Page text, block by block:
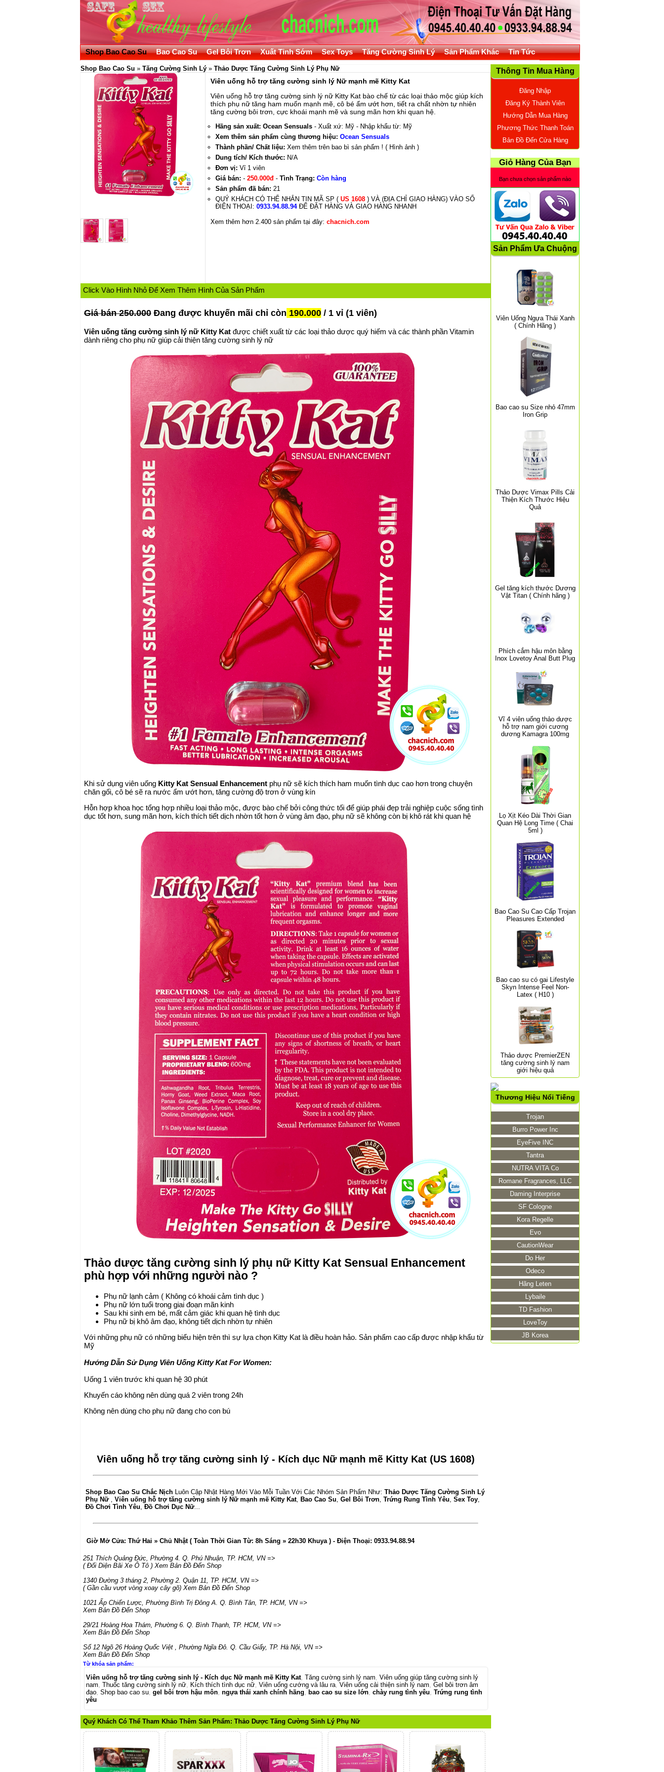
Shop Bao Cao Su Bao Cao Su Gel Bôi Trơn Xuất Tinh Sớm Sex Toys Tăng Cường Sinh Lý Sản Phẩm Khác Tin Tức
Shop Bao Cao Su » Tăng Cường Sinh Lý » Thảo Dược Tăng Cường Sinh Lý Phụ Nữ
Viên uống hỗ trợ tăng cường sinh lý Nữ mạnh mẽ Kitty Kat
Viên uống hỗ trợ tăng cường sinh lý nữ Kitty Kat bào chế từ các loại thảo mộc giúp kích
thích phụ nữ tăng ham muốn mạnh mẽ, cô bé ẩm ướt hơn, tiết ra chất nhờn tự nhiên
tăng cường bôi trơn, cực khoái mạnh mẽ và sung mãn hơn khi quan hệ.
Hãng sản xuất: Ocean Sensuals - Xuất xứ: Mỹ - Nhập khẩu từ: Mỹ
Xem thêm sản phẩm cùng thương hiệu: Ocean Sensuals
Thành phần/ Chất liệu: Xem thêm trên bao bì sản phẩm ! ( Hình ảnh )
Dung tích/ Kích thước: N/A
Đơn vị: Vỉ 1 viên
Giá bán: - 250.000đ - Tình Trạng: Còn hàng
Sản phẩm đã bán: 21
QUÝ KHÁCH CÓ THỂ NHẮN TIN MÃ SP ( US 1608 ) VÀ (ĐỊA CHỈ GIAO HÀNG) VÀO SỐ
ĐIỆN THOẠI: 0933.94.88.94ĐỂ ĐẶT HÀNG VÀ GIAO HÀNG NHANH
Xem thêm hơn 2.400 sản phẩm tại đây: chacnich.com
Click Vào Hình Nhỏ Để Xem Thêm Hình Của Sản Phẩm
Giá bán 250.000 Đang được khuyến mãi chỉ còn 190.000 / 1 vỉ (1 viên)
Viên uống tăng cường sinh lý nữ Kitty Kat được chiết xuất từ các loại thảo dược quý hiếm và các thành phần Vitamin
dành riêng cho phụ nữ giúp cải thiện tăng cường sinh lý nữ
Khi sử dụng viên uống Kitty Kat Sensual Enhancement phụ nữ sẽ kích thích ham muốn tình dục cao hơn trong chuyện
chăn gối, cô bé sẽ ra nước ẩm ướt hơn, tăng cường độ trơn ở vùng kín
Hỗn hợp khoa học tổng hợp nhiều loại thảo mộc, được bào chế bởi công thức tối để giúp phái đẹp trải nghiệp cuộc sống tình
dục tốt hơn, sung mãn hơn, kích thích tiết dịch nhờn tốt hơn ở vùng âm đạo, phụ nữ sẽ không còn bị khô rát khi quan hệ
Thảo dược tăng cường sinh lý phụ nữ Kitty Kat Sensual Enhancement
phù hợp với những người nào ?
Phụ nữ lạnh cảm ( Không có khoái cảm tình dục )
Phụ nữ lớn tuổi trong giai đoạn mãn kinh
Sau khi sinh em bé, mất cảm giác khi quan hệ tình dục
Phụ nữ bị khô âm đạo, không tiết dịch nhờn tự nhiên
Với những phụ nữ có những biểu hiện trên thì sự lựa chọn Kitty Kat là điều hoàn hảo. Sản phẩm cao cấp được nhập khẩu từ
Mỹ
Hướng Dẫn Sử Dụng Viên Uống Kitty Kat For Women:
Uống 1 viên trước khi quan hệ 30 phút
Khuyến cáo không nên dùng quá 2 viên trong 24h
Không nên dùng cho phụ nữ đang cho con bú
Viên uống hỗ trợ tăng cường sinh lý - Kích dục Nữ mạnh mẽ Kitty Kat (US 1608)
Shop Bao Cao Su Chắc Nịch Luôn Cập Nhật Hàng Mới Vào Mỗi Tuần Với Các Nhóm Sản Phẩm Như: Thảo Dược Tăng Cường Sinh Lý
Phụ Nữ , Viên uống hỗ trợ tăng cường sinh lý Nữ mạnh mẽ Kitty Kat, Bao Cao Su, Gel Bôi Trơn, Trứng Rung Tình Yêu, Sex Toy,
Đồ Chơi Tình Yêu, Đồ Chơi Dục Nữ...
Giờ Mở Cửa: Thứ Hai » Chủ Nhật ( Toàn Thời Gian Từ: 8h Sáng » 22h30 Khuya ) - Điện Thoại: 0933.94.88.94
251 Thích Quảng Đức, Phường 4. Q. Phú Nhuận, TP. HCM, VN=>
( Đối Diện Bãi Xe Ô Tô ) Xem Bản Đồ Đến Shop
1340 Đường 3 tháng 2, Phường 2. Quận 11, TP. HCM, VN=>
( Gần cầu vượt vòng xoay cây gõ) Xem Bản Đồ Đến Shop
1021 Ấp Chiến Lược, Phường Bình Trị Đông A. Q. Bình Tân, TP. HCM, VN=>
Xem Bản Đồ Đến Shop
29/21 Hoàng Hoa Thám, Phường 6. Q. Bình Thạnh, TP. HCM, VN=>
Xem Bản Đồ Đến Shop
Số 12 Ngõ 26 Hoàng Quốc Việt , Phường Ngĩa Đô. Q. Cầu Giấy, TP. Hà Nội, VN=>
Xem Bản Đồ Đến Shop
Từ khóa sản phẩm:
Viên uống hỗ trợ tăng cường sinh lý - Kích dục Nữ mạnh mẽ Kitty Kat, Tăng cường sinh lý nam, Viên uống giúp tăng cường sinh lý
nam, Thuốc tăng cường sinh lý nữ, Kích thích tình dục nữ, Viên uống cướng và lâu ra, Viên uống cải thiện sinh lý nam, Gel bôi trơn âm
đạo, Shop bao cao su, gel bôi trơn hậu môn, ngựa thái xanh chính hãng, bao cao su size lớn, chày rung tình yêu, Trứng rung tình
yêu
Quý Khách Có Thể Tham Khảo Thêm Sản Phẩm: Thảo Dược Tăng Cường Sinh Lý Phụ Nữ
Thông Tin Mua Hàng
Đăng Nhập
Đăng Ký Thành Viên
Hướng Dẫn Mua Hàng
Phương Thức Thanh Toán
Bản Đồ Đến Cửa Hàng
Giỏ Hàng Của Bạn
Bạn chưa chọn sản phẩm nào
Sản Phẩm Ưa Chuộng
Viên Uống Ngựa Thái Xanh
( Chính Hãng )
Bao cao su Size nhỏ 47mm
Iron Grip
Thảo Dược Vimax Pills Cải
Thiện Kích Thước Hiệu
Quả
Gel tăng kích thước Dương
Vật Titan ( Chính hãng )
Phích cắm hậu môn bằng
Inox Lovetoy Anal Butt Plug
Vĩ 4 viên uống thảo dược
hỗ trợ nam giới cương
dương Kamagra 100mg
Lọ Xịt Kéo Dài Thời Gian
Quan Hệ Long Time ( Chai
5ml )
Bao Cao Su Cao Cấp Trojan
Pleasures Extended
Bao cao su có gai Lifestyle
Skyn Intense Feel Non-
Latex ( H10 )
Thảo dược PremierZEN
tăng cường sinh lý nam
giới hiệu quả
Thương Hiệu Nổi Tiếng
Trojan
Burro Power Inc
EyeFive INC
Tantra
NUTRA VITA Co
Romane Fragrances, LLC
Daming Interprise
SF Cologne
Kora Regelle
Evo
CautionWear
Do Her
Odeco
Hãng Leten
Lybaile
TD Fashion
LoveToy
JB Korea